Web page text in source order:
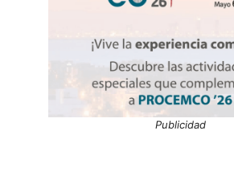
Publicidad